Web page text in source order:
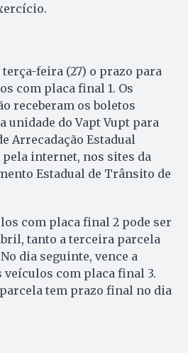
feira (27) o prazo para
com placa final 1. Os
receberam os boletos
unidade do Vapt Vupt para
Arrecadação Estadual
pela internet, nos sites da
Estadual de Trânsito de
com placa final 2 pode ser
tanto a terceira parcela
dia seguinte, vence a
veículos com placa final 3.
tem prazo final no dia